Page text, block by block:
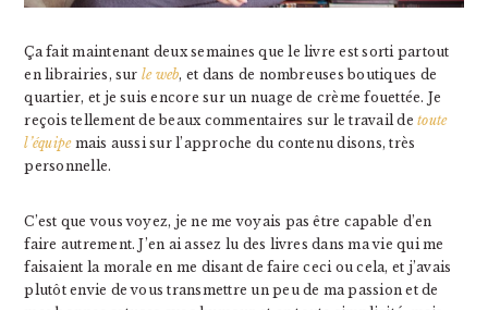
Ça fait maintenant deux semaines que le livre est sorti partout
en librairies, sur le web, et dans de nombreuses boutiques de
quartier, et je suis encore sur un nuage de crème fouettée. Je
reçois tellement de beaux commentaires sur le travail detoute
l’équipemais aussi sur l’approche du contenu disons, très
personnelle.
C’est que vous voyez, je ne me voyais pas être capable d’en
faire autrement. J’en ai assez lu des livres dans ma vie qui me
faisaient la morale en me disant de faire ceci ou cela, et j’avais
plutôt envie de vous transmettre un peu de ma passion et de